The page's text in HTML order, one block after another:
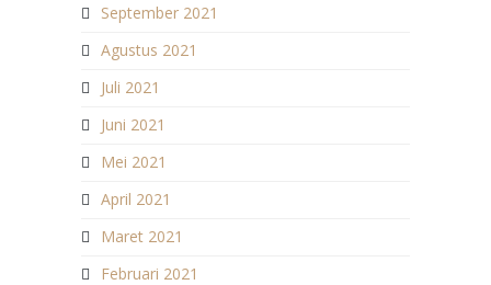
September 2021
Agustus 2021
Juli 2021
Juni 2021
Mei 2021
April 2021
Maret 2021
Februari 2021